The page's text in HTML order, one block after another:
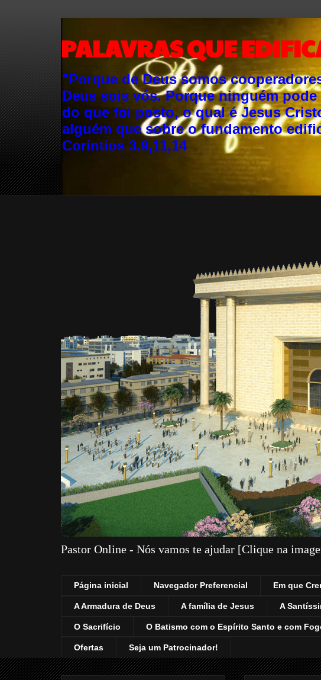
PALAVRAS QUE
"Porque de Deus somos
Deus sois vós. Porque ninguém
do que foi posto, o qual é Jesus
alguém que sobre o fundamento
Coríntios 3.9,11,14
Pastor Online - Nós vamos te ajudar [Clique na
Página inicial Navegador Preferencial Em que
A Armadura de Deus A família de Jesus A
O Sacrifício O Batismo com o Espírito Santo e com
Ofertas Seja um Patrocinador!